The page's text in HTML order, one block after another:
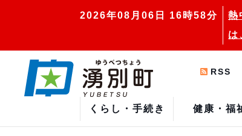
2026年08月06日 16時58分
熱
は
くらし・手続き 健康・福
RSS